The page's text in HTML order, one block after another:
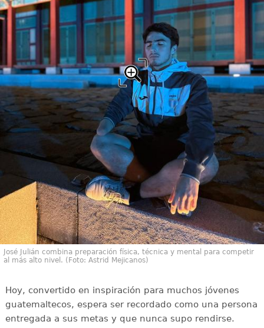
José Julián combina preparación física, técnica y mental para competir
al más alto nivel. (Foto: Astrid Mejicanos)
Hoy, convertido en inspiración para muchos jóvenes
guatemaltecos, espera ser recordado como una persona
entregada a sus metas y que nunca supo rendirse.